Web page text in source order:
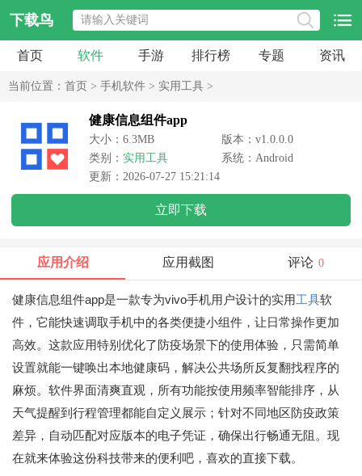
下载鸟
首页 软件 手游 排行榜 专题 资讯
当前位置： 首页 > 手机软件 > 实用工具 >
健康信息组件app
大小：6.3MB
版本：v1.0.0.0
类别： 实用工具
系统：Android
更新：2026-07-27 15:21:14
立即下载
应用介绍 应用截图 评论 0
健康信息组件app是一款专为vivo手机用户设计的实用工具软
件，它能快速调取手机中的各类便捷小组件，让日常操作更加
高效。这款应用特别优化了防疫场景下的使用体验，只需简单
设置就能一键唤出本地健康码，解决公共场所反复翻找程序的
麻烦。软件界面清爽直观，所有功能按使用频率智能排序，从
天气提醒到行程管理都能自定义展示；针对不同地区防疫政策
差异，自动匹配对应版本的电子凭证，确保出行畅通无阻。现
在就来体验这份科技带来的便利吧，喜欢的直接下载。